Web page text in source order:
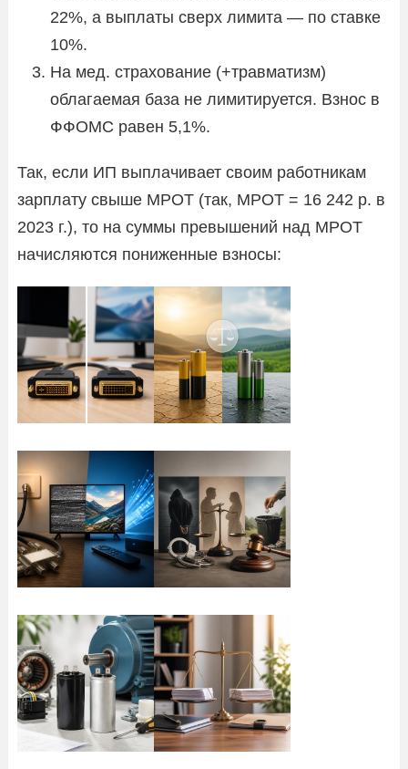
22%, а выплаты сверх лимита — по ставке
10%.
На мед. страхование (+травматизм)
облагаемая база не лимитируется. Взнос в
ФФОМС равен 5,1%.
Так, если ИП выплачивает своим работникам
зарплату свыше МРОТ (так, МРОТ = 16 242 р. в
2023 г.), то на суммы превышений над МРОТ
начисляются пониженные взносы: